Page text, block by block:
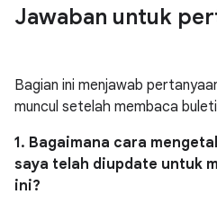
Jawaban untuk
Bagian ini menjawab
muncul setelah membaca
1. Bagaimana cara
saya telah diupdate untuk
ini?